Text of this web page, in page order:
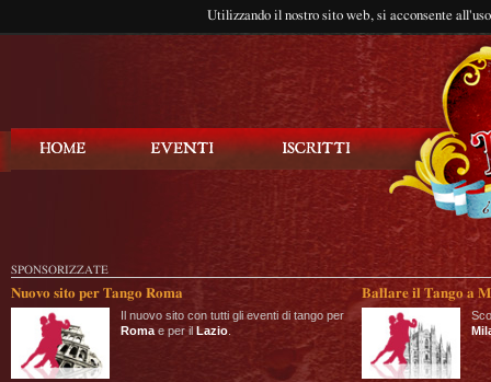
Utilizzando il nostro sito web, si acconsente
SPONSORIZZATE
Nuovo sito per Tango Roma
Il nuovo sito con tutti gli eventi di tango per
Roma e per il Lazio
Ballare il Tango a